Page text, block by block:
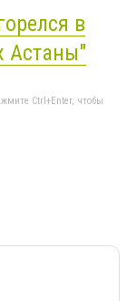
в
Астаны"
Ctrl+Enter, чтобы